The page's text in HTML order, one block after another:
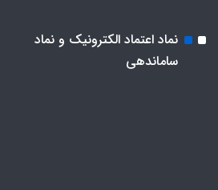
نماد اعتماد الکترونیک و نماد
ساماندهی